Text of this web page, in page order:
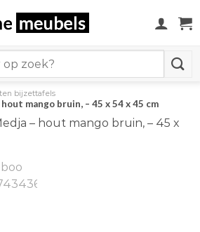
bijzettafels
mango bruin, – 45 x 54 x 45 cm